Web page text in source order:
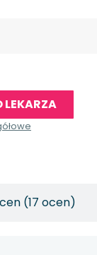
LEKARZA
(17 ocen)